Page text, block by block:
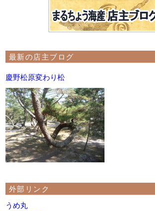
最新の店主ブログ
慶野松原変わり松
外部リンク
うめ丸